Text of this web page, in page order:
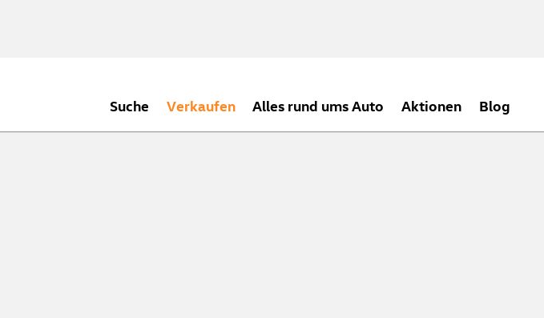
Suche Verkaufen Alles rund ums Auto Aktionen Blog